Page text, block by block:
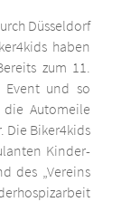
Düsseldorf
haben
zum 11.
Event und so
die Automeile
Die Biker4kids
Kinder-
des „Vereins